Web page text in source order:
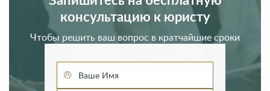
консультацию к юристу
Чтобы решить ваш вопрос в кратчайшие сроки